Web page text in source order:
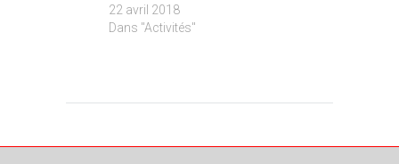
22 avril 2018
Dans "Activités"